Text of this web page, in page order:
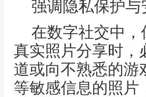
强调隐私保护与
在数字社交中
真实照片分享时，
道或向不熟悉的游
等敏感信息的照片